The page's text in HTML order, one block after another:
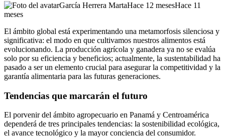
García Herrera MartaHace 12 mesesHace 11
meses
El ámbito global está experimentando una metamorfosis silenciosa y
significativa: el modo en que cultivamos nuestros alimentos está
evolucionando. La producción agrícola y ganadera ya no se evalúa
solo por su eficiencia y beneficios; actualmente, la sustentabilidad ha
pasado a ser un elemento crucial para asegurar la competitividad y la
garantía alimentaria para las futuras generaciones.
Tendencias que marcarán el futuro
El porvenir del ámbito agropecuario en Panamá y Centroamérica
dependerá de tres principales tendencias: la sostenibilidad ecológica,
el avance tecnológico y la mayor conciencia del consumidor.